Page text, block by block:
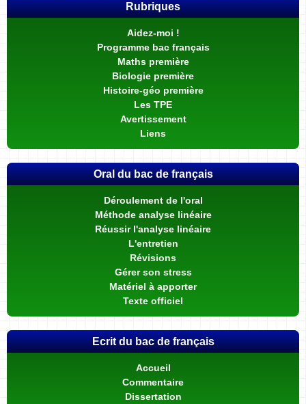
Rubriques
Aidez-moi !
Programme bac français
Maths première
Biologie première
Histoire-géo première
Les TPE
Avertissement
Liens
Oral du bac de français
Déroulement de l'oral
Méthode analyse linéaire
Réussir l'analyse linéaire
L'entretien
Révisions
Gérer son stress
Matériel à apporter
Texte officiel
Ecrit du bac de français
Accueil
Commentaire
Dissertation